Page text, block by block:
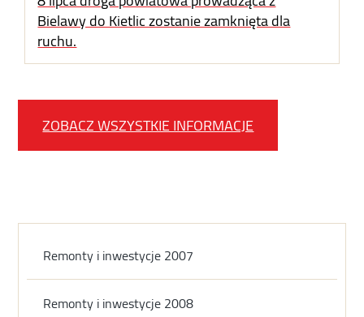
Bielawy do Kietlic zostanie zamknięta dla
ruchu.
ZOBACZ WSZYSTKIE INFORMACJE
Remonty i inwestycje 2007
Remonty i inwestycje 2008